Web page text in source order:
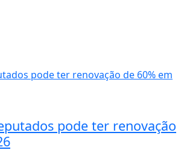
pode ter renovação